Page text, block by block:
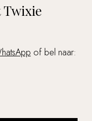
Twixie
of bel naar: